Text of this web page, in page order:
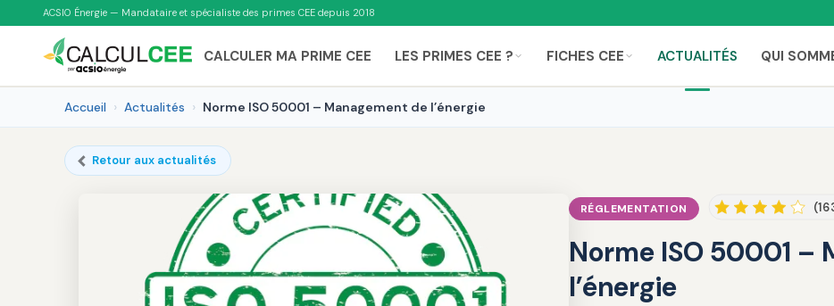
ACSIO Énergie — Mandataire et spécialiste des primes CEE depuis 2018
CALCULER MA PRIME CEE LES PRIMES CEE ? FICHES CEE ACTUALITÉS QUI
Accueil Actualités Norme ISO 50001 – Management de l’énergie
Retour aux actualités
RÉGLEMENTATION
Norme ISO 50001 –
l’énergie